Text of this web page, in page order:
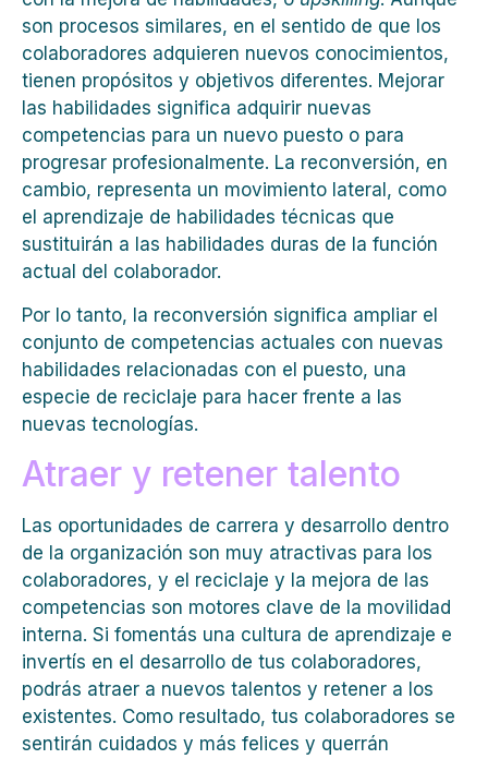
son procesos similares, en el sentido de que los
colaboradores adquieren nuevos conocimientos,
tienen propósitos y objetivos diferentes. Mejorar
las habilidades significa adquirir nuevas
competencias para un nuevo puesto o para
progresar profesionalmente. La reconversión, en
cambio, representa un movimiento lateral, como
el aprendizaje de habilidades técnicas que
sustituirán a las habilidades duras de la función
actual del colaborador.
Por lo tanto, la reconversión significa ampliar el
conjunto de competencias actuales con nuevas
habilidades relacionadas con el puesto, una
especie de reciclaje para hacer frente a las
nuevas tecnologías.
Atraer y retener talento
Las oportunidades de carrera y desarrollo dentro
de la organización son muy atractivas para los
colaboradores, y el reciclaje y la mejora de las
competencias son motores clave de la movilidad
interna. Si fomentás una cultura de aprendizaje e
invertís en el desarrollo de tus colaboradores,
podrás atraer a nuevos talentos y retener a los
existentes. Como resultado, tus colaboradores se
sentirán cuidados y más felices y querrán